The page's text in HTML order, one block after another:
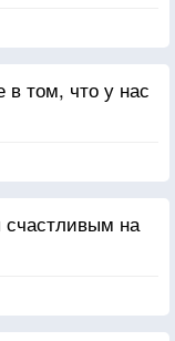
том, что у нас
на